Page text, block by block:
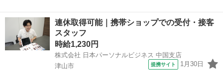
連休取得可能｜携帯ショップでの受付・接客
スタッフ
時給1,230円
株式会社 日本パーソナルビジネス 中国支店
津山市
提携サイト 1月30日